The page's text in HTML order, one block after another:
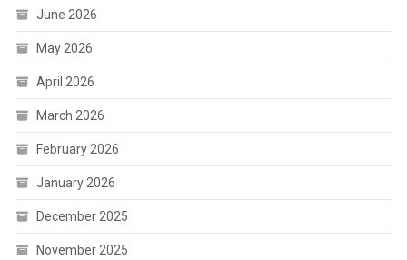
June 2026
May 2026
April 2026
March 2026
February 2026
January 2026
December 2025
November 2025